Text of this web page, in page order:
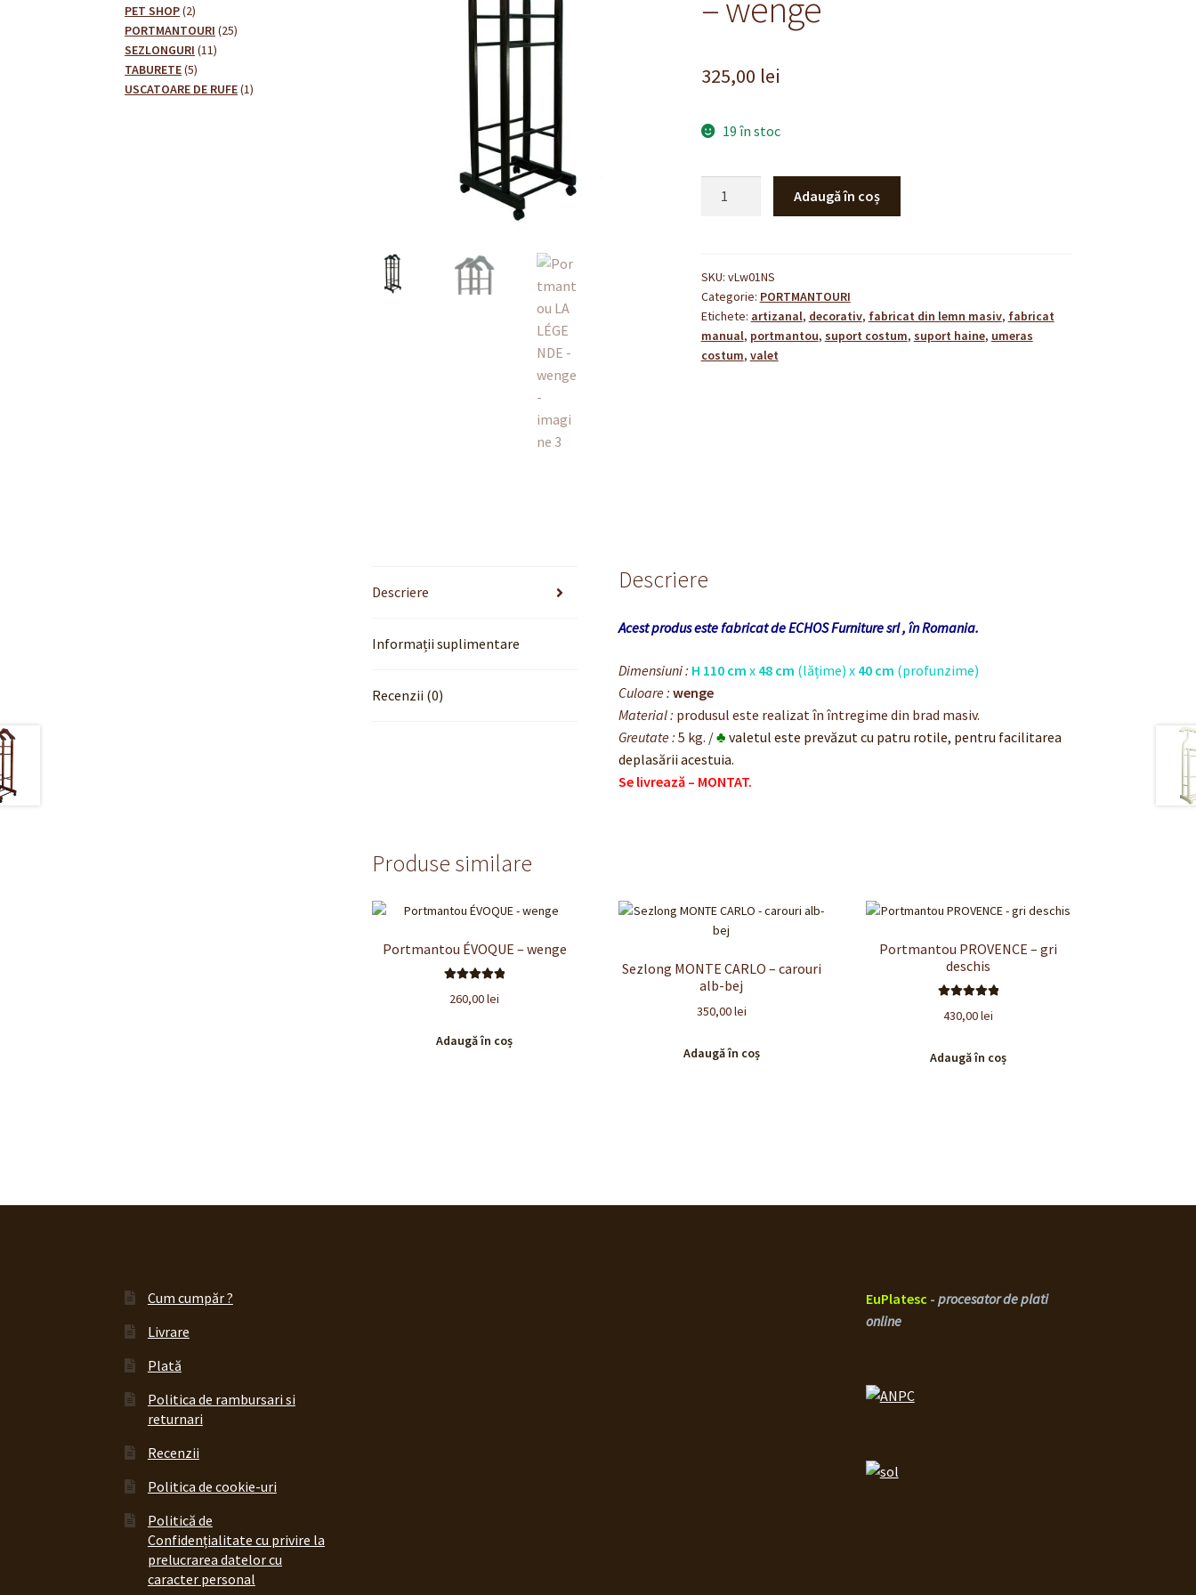
325,00 lei
19 în stoc
-
wenge
Adaugă în coș
SKU: vLw01NS
Categorie: PORTMANTOURI
Etichete: artizanal, decorativ, fabricat din lemn masiv, fabricat
manual, portmantou, suport costum, suport haine, umeras
costum, valet
Descriere
Informații suplimentare
Recenzii (0)
Descriere
Acest produs este fabricat de ECHOS Furniture srl , în Romania.
Dimensiuni : H 110 cm x 48 cm (lățime) x 40 cm (profunzime)
Culoare : wenge
Material : produsul este realizat în întregime din brad masiv.
Greutate : 5 kg. /♣ valetul este prevăzut cu patru rotile, pentru facilitarea
deplasării acestuia.
Se livrează – MONTAT.
Produse similare
Portmantou ÉVOQUE – wenge
5.00 din 5
260,00lei
Adaugă în coș
Sezlong MONTE CARLO – carouri
alb-bej
350,00lei
Adaugă în coș
Portmantou PROVENCE – gri
deschis
5.00 din 5
430,00lei
Adaugă în coș
PET SHOP 22
produse
PORTMANTOURI 2525
SEZLONGURI 1111
TABURETE 55
produse
USCATOARE DE RUFE 11
Cum cumpăr ?
Livrare
Plată
Politica de rambursari si
returnari
Recenzii
Politica de cookie-uri
Politică de
Confidențialitate cu privire la
prelucrarea datelor cu
caracter personal
EuPlatesc - procesator de plati
online